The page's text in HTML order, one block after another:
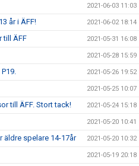
2021-06-03 11:03
år i ÄFF! 2021-06-02 18:14
till ÄFF 2021-05-31 16:08
2021-05-28 15:59
2021-05-26 19:52
2021-05-25 10:07
till ÄFF. Stort tack! 2021-05-24 15:18
2021-05-20 10:41
spelare 14-17år 2021-05-20 10:32
2021-05-19 20:18